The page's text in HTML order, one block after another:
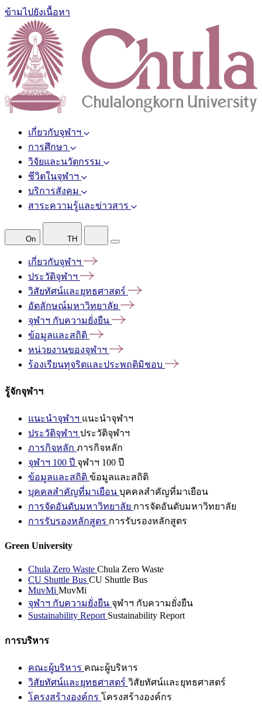
ข้ามไปยังเนื้อหา
เกี่ยวกับจุฬาฯ
การศึกษา
วิจัยและนวัตกรรม
ชีวิตในจุฬาฯ
บริการสังคม
สาระความรู้และข่าวสาร
On TH
เกี่ยวกับจุฬาฯ
ประวัติจุฬาฯ
วิสัยทัศน์และยุทธศาสตร์
อัตลักษณ์มหาวิทยาลัย
จุฬาฯ กับความยั่งยืน
ข้อมูลและสถิติ
หน่วยงานของจุฬาฯ
ร้องเรียนทุจริตและประพฤติมิชอบ
รู้จักจุฬาฯ
แนะนำจุฬาฯ แนะนำจุฬาฯ
ประวัติจุฬาฯ ประวัติจุฬาฯ
ภารกิจหลัก ภารกิจหลัก
จุฬาฯ 100 ปี จุฬาฯ 100 ปี
ข้อมูลและสถิติ ข้อมูลและสถิติ
บุคคลสำคัญที่มาเยือน บุคคลสำคัญที่มาเยือน
การจัดอันดับมหาวิทยาลัย การจัดอันดับมหาวิทยาลัย
การรับรองหลักสูตร การรับรองหลักสูตร
Green University
Chula Zero Waste Chula Zero Waste
CU Shuttle Bus CU Shuttle Bus
MuvMi MuvMi
จุฬาฯ กับความยั่งยืน จุฬาฯ กับความยั่งยืน
Sustainability Report Sustainability Report
การบริหาร
คณะผู้บริหาร คณะผู้บริหาร
วิสัยทัศน์และยุทธศาสตร์ วิสัยทัศน์และยุทธศาสตร์
โครงสร้างองค์กร โครงสร้างองค์กร